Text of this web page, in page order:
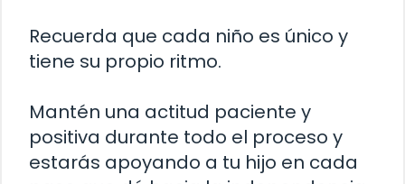
Recuerda que cada niño es único y
tiene su propio ritmo.
Mantén una actitud paciente y
positiva durante todo el proceso y
estarás apoyando a tu hijo en cada